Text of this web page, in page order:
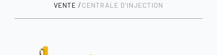
VENTE CENTRALE D'INJECTION